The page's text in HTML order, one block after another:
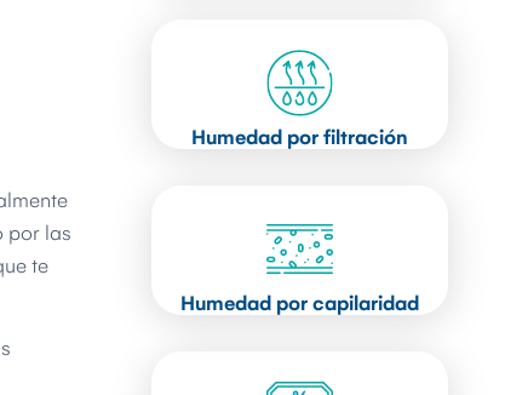
por las
te
Humedad por filtración
Humedad por capilaridad